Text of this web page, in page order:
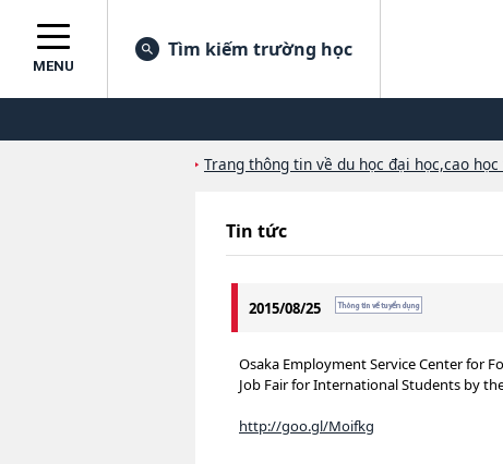
MENU
Tìm kiếm trường học
Trang thông tin về du học đại học,cao học
Tin tức
2015/08/25
Osaka Employment Service Center for
Job Fair for International Students by
http://goo.gl/Moifkg